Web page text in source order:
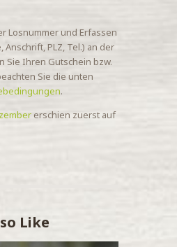
Losnummer und Erfassen
Anschrift, PLZ, Tel.) an der
Sie Ihren Gutschein bzw.
Sie die unten
.
erschien zuerst auf
Like